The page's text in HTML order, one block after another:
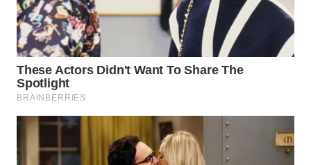
DANAU
TOBA
WN
NIAS
LANGKAT
WN